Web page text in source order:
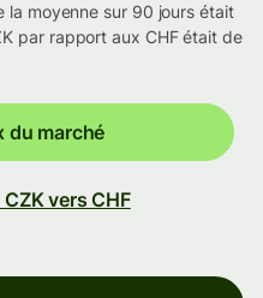
la moyenne sur 90 jours était
par rapport aux CHF était de
du marché
vers CHF